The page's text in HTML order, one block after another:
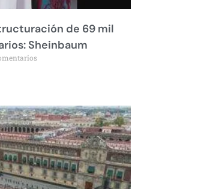
de 69 mil
Sheinbaum